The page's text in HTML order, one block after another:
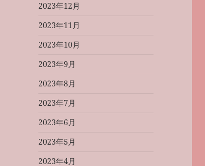
2023年12月
2023年11月
2023年10月
2023年9月
2023年8月
2023年7月
2023年6月
2023年5月
2023年4月